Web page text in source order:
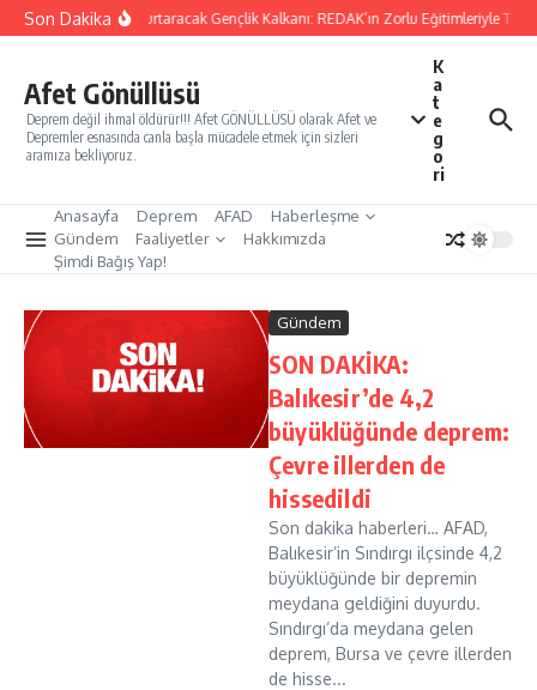
İçeriğe atla
Son DakikaYarınları Kurtaracak Gençlik Kalkanı: REDAK’ın Zorlu Eğitimleriyle
Afet Gönüllüsü
Deprem değil ihmal öldürür!!! Afet GÖNÜLLÜSÜ olarak Afet ve
Depremler esnasında canla başla mücadele etmek için sizleri
aramıza bekliyoruz.
K
a
t
e
g
o
ri
Anasayfa Deprem AFAD
Haberleşme
Gündem
Faaliyetler
Hakkımızda
Şimdi Bağış Yap!
Gündem
SON DAKİKA:
Balıkesir’de 4,2
büyüklüğünde deprem:
Çevre illerden de
hissedildi
Son dakika haberleri… AFAD,
Balıkesir’in Sındırgı ilçsinde 4,2
büyüklüğünde bir depremin
meydana geldiğini duyurdu.
Sındırgı’da meydana gelen
deprem, Bursa ve çevre illerden
de hisse...